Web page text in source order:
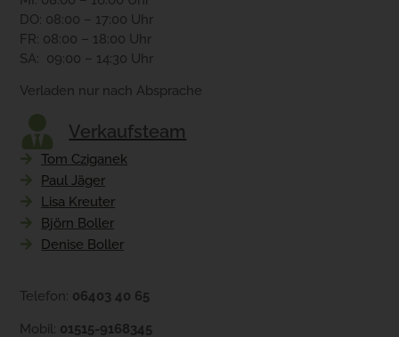
DO: 08:00 – 17:00 Uhr
FR: 08:00 – 18:00 Uhr
SA: 09:00 – 14:30 Uhr
Verladen nur nach Absprache
Verkaufsteam
Tom Cziganek
Paul Jäger
Lisa Kreuter
Björn Boller
Denise Boller
Telefon: 06403 40 65
Mobil: 01515-9168345